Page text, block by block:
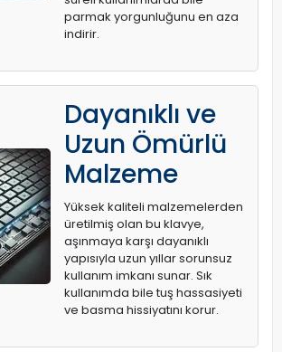
parmak yorgunluğunu en aza
indirir.
Dayanıklı ve
Uzun Ömürlü
Malzeme
Yüksek kaliteli malzemelerden
üretilmiş olan bu klavye,
aşınmaya karşı dayanıklı
yapısıyla uzun yıllar sorunsuz
kullanım imkanı sunar. Sık
kullanımda bile tuş hassasiyeti
ve basma hissiyatını korur.